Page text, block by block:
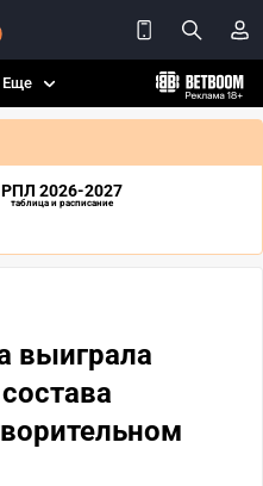
Еще
РПЛ 2026-2027
таблица и расписание
выиграла